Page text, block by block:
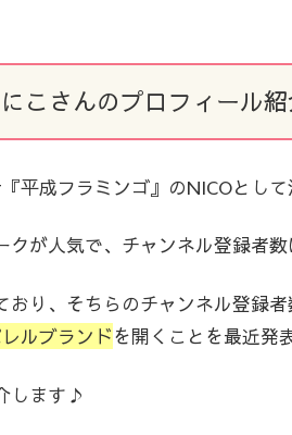
にこさんのプロフィール紹
平成フラミンゴ』のNICOとして
が人気で、チャンネル登録者数
おり、そちらのチャンネル登録
ルブランドを開くことを最近発
します♪